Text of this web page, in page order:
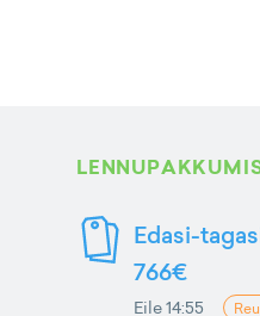
Edasi-
766€
Eile 14:55